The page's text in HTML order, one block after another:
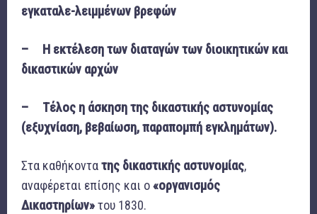
εγκαταλε-λειμμένων βρεφών
– Η εκτέλεση των διαταγών των διοικητικών και
δικαστικών αρχών
– Τέλος η άσκηση της δικαστικής αστυνομίας
(εξυχνίαση, βεβαίωση, παραπομπή εγκλημάτων).
Στα καθήκοντατης δικαστικής αστυνομίας,
αναφέρεται επίσης και ο«οργανισμός
Δικαστηρίων»του 1830.